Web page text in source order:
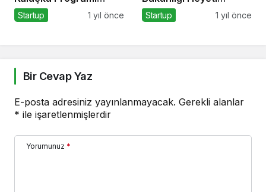
Başvuruları Devam
Startup 1 yıl önce
Marmara Teknokent’i
Startup 1 yıl önce
Bir Cevap Yaz
E-posta adresiniz yayınlanmayacak. Gerekli alanlar
* ile işaretlenmişlerdir
Yorumunuz *